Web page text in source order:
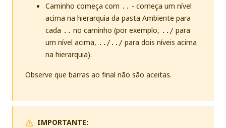
Caminho começa com .. - começa um nível
acima na hierarquia da pasta Ambiente para
cada .. no caminho (por exemplo, ../ para
um nível acima, ../../ para dois níveis acima
na hierarquia).
Observe que barras ao final não são aceitas.
IMPORTANTE: